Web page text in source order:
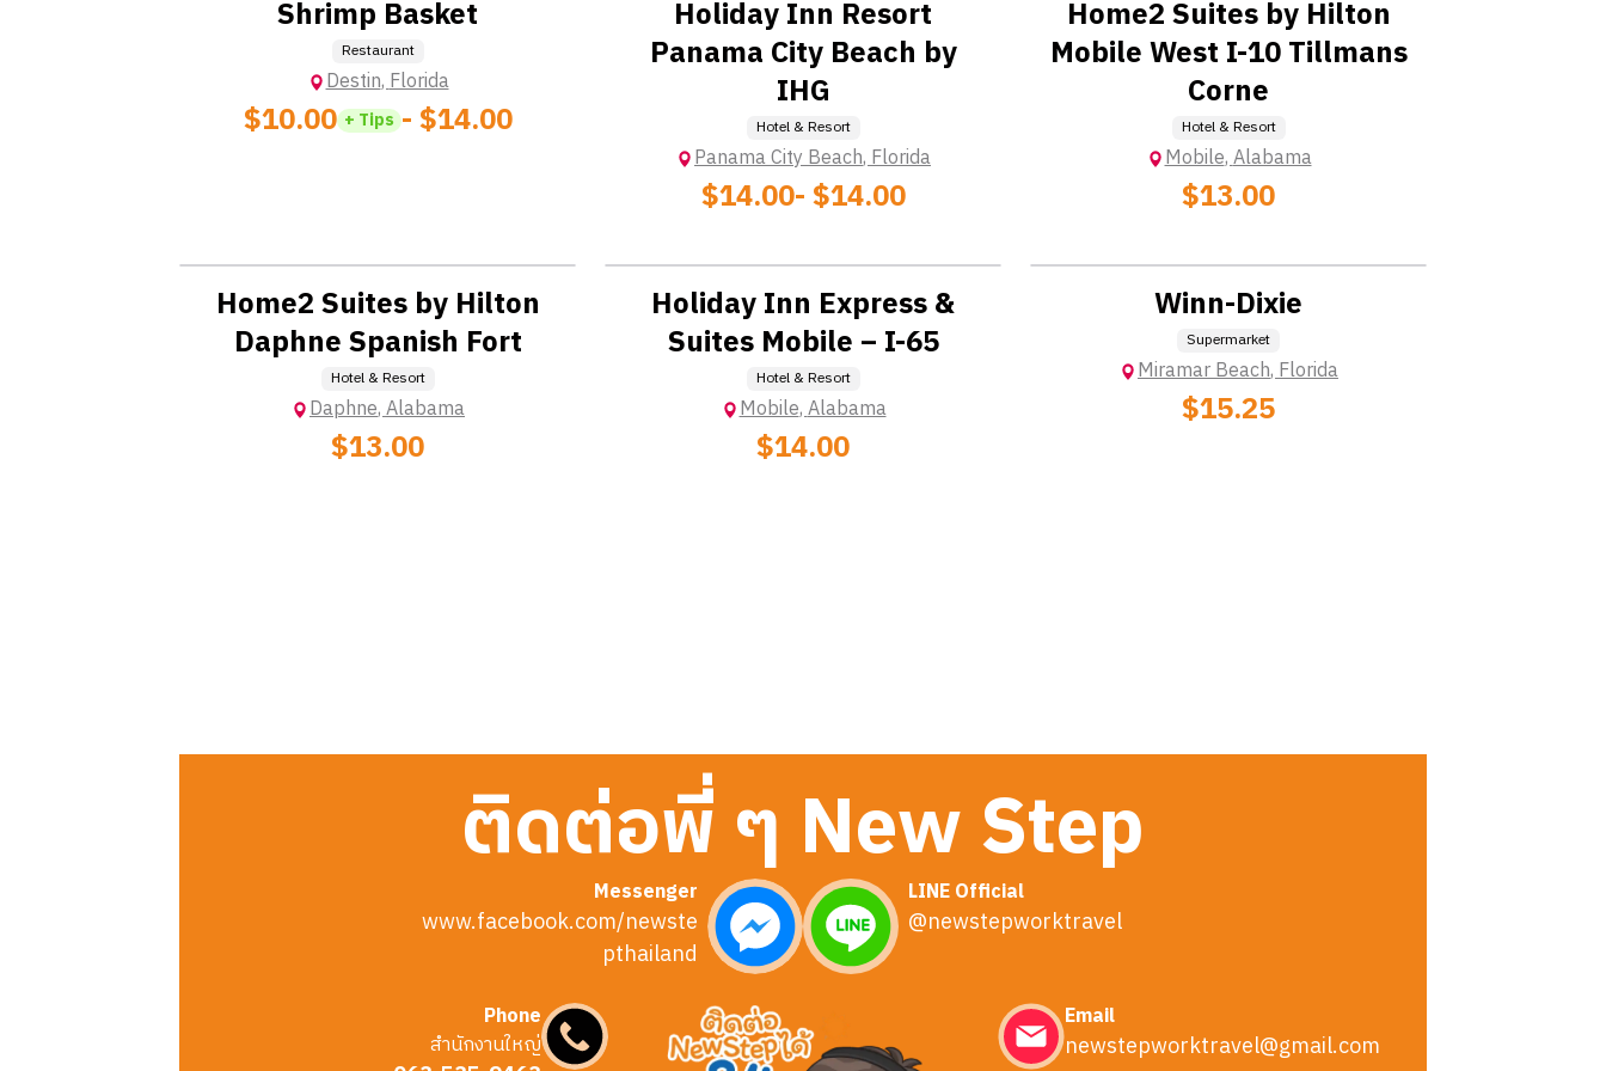
กำจัดขยะและทำความสะอาดถังขยะ
เรียนรู้ ฝึกฝน และสวมใส่อุปกรณ์สุขอนามัยตามที่ได้รับคำสั่ง เช่น ถุงมือและตาข่ายคลุมผม
ปฏิบัติตามมาตรฐานของ Wild Adventure อย่างเคร่งครัด เช่น การตรงต่อเวลา และการรายงานการปฏิบัติงานอย่างสม่ำเสมอ
ปฏิบัติหน้าที่อื่น ๆ ตามที่ได้รับมอบหมาย
*ข้อมูลนี้อาจมีการเปลี่ยนแปลง ขึ้นอยู่กับนายจ้าง
Shrimp Basket
Restaurant
Destin,Florida
$10.00 + Tips - $14.00
Holiday Inn Resort
Panama City Beach by
IHG
Hotel & Resort
Panama City Beach,Florida
$14.00- $14.00
Home2 Suites by Hilton
Mobile West I-10 Tillmans
Corne
Hotel & Resort
Mobile,Alabama
$13.00
Home2 Suites by Hilton
Daphne Spanish Fort
Hotel & Resort
Daphne,Alabama
$13.00
Holiday Inn Express &
Suites Mobile – I-65
Hotel & Resort
Mobile,Alabama
$14.00
Winn-Dixie
Supermarket
Miramar Beach,Florida
$15.25
ติดต่อพี่ ๆ New Step
Messenger
www.facebook.com/newste
pthailand
LINE Official
@newstepworktravel
Phone
สำนักงานใหญ่
Email
newstepworktravel@gmail.com